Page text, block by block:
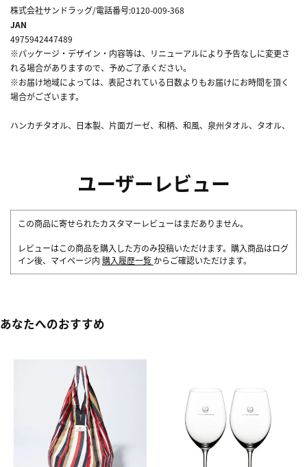
株式会社サンドラッグ/電話番号:0120-009-368
JAN
4975942447489
※パッケージ・デザイン・内容等は、リニューアルにより予告なしに変更さ
れる場合がありますので、予めご了承ください。
※お届け地域によっては、表記されている日数よりもお届けにお時間を頂く
場合がございます。
ハンカチタオル、日本製、片面ガーゼ、和柄、和風、泉州タオル、タオル、
ユーザーレビュー
この商品に寄せられたカスタマーレビューはまだありません。
レビューはこの商品を購入した方のみ投稿いただけます。購入商品はログ
イン後、マイページ内 購入履歴一覧 からご確認いただけます。
あなたへのおすすめ